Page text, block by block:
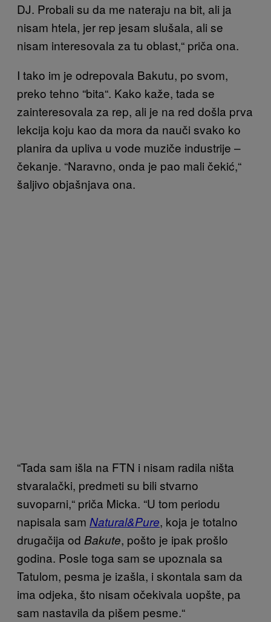
DJ. Probali su da me nateraju na bit, ali ja
nisam htela, jer rep jesam slušala, ali se
nisam interesovala za tu oblast,“ priča ona.
I tako im je odrepovala Bakutu, po svom,
preko tehno “bita“. Kako kaže, tada se
zainteresovala za rep, ali je na red došla prva
lekcija koju kao da mora da nauči svako ko
planira da upliva u vode muziče industrije –
čekanje. “Naravno, onda je pao mali čekić,“
šaljivo objašnjava ona.
“Tada sam išla na FTN i nisam radila ništa
stvaralački, predmeti su bili stvarno
suvoparni,“ priča Micka. “U tom periodu
napisala sam Natural&Pure, koja je totalno
drugačija od Bakute, pošto je ipak prošlo
godina. Posle toga sam se upoznala sa
Tatulom, pesma je izašla, i skontala sam da
ima odjeka, što nisam očekivala uopšte, pa
sam nastavila da pišem pesme.“